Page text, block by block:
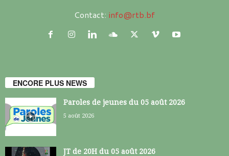
Contact: info@rtb.bf
ENCORE PLUS NEWS
Paroles de jeunes du 05 août 2026
5 août 2026
JT de 20H du 05 août 2026